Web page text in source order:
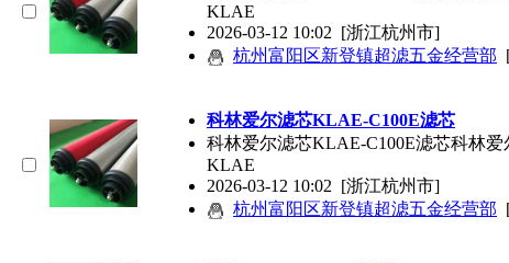
KLAE
2026-03-12 10:02 [浙江杭州市]
杭州富阳区新登镇超滤五金经营部
科林爱尔滤芯KLAE-C100E滤芯
科林爱尔滤芯KLAE-C100E滤芯科林爱
KLAE
2026-03-12 10:02 [浙江杭州市]
杭州富阳区新登镇超滤五金经营部